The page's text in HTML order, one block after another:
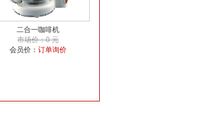
二合一咖啡机
市场价：0 元
会员价： 订单询价